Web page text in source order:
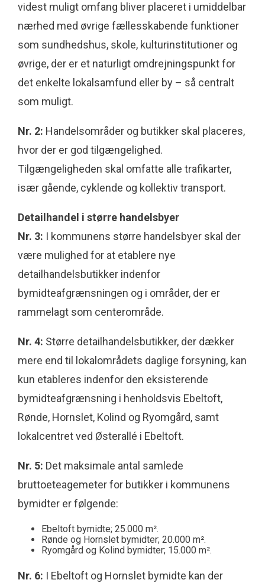
videst muligt omfang bliver placeret i umiddelbar
nærhed med øvrige fællesskabende funktioner
som sundhedshus, skole, kulturinstitutioner og
øvrige, der er et naturligt omdrejningspunkt for
det enkelte lokalsamfund eller by – så centralt
som muligt.
Nr. 2: Handelsområder og butikker skal placeres,
hvor der er god tilgængelighed.
Tilgængeligheden skal omfatte alle trafikarter,
især gående, cyklende og kollektiv transport.
Detailhandel i større handelsbyer
Nr. 3: I kommunens større handelsbyer skal der
være mulighed for at etablere nye
detailhandelsbutikker indenfor
bymidteafgrænsningen og i områder, der er
rammelagt som centerområde.
Nr. 4: Større detailhandelsbutikker, der dækker
mere end til lokalområdets daglige forsyning, kan
kun etableres indenfor den eksisterende
bymidteafgrænsning i henholdsvis Ebeltoft,
Rønde, Hornslet, Kolind og Ryomgård, samt
lokalcentret ved Østerallé i Ebeltoft.
Nr. 5: Det maksimale antal samlede
bruttoeteagemeter for butikker i kommunens
bymidter er følgende:
Ebeltoft bymidte; 25.000 m².
Rønde og Hornslet bymidter; 20.000 m².
Ryomgård og Kolind bymidter; 15.000 m².
Nr. 6: I Ebeltoft og Hornslet bymidte kan der